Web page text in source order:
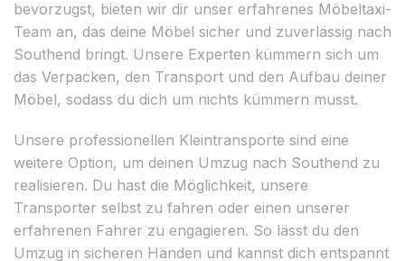
bevorzugst, bieten wir dir unser erfahrenes Möbeltaxi-
Team an, das deine Möbel sicher und zuverlässig nach
Southend bringt. Unsere Experten kümmern sich um
das Verpacken, den Transport und den Aufbau deiner
Möbel, sodass du dich um nichts kümmern musst.
Unsere professionellen Kleintransporte sind eine
weitere Option, um deinen Umzug nach Southend zu
realisieren. Du hast die Möglichkeit, unsere
Transporter selbst zu fahren oder einen unserer
erfahrenen Fahrer zu engagieren. So lässt du den
Umzug in sicheren Händen und kannst dich entspannt